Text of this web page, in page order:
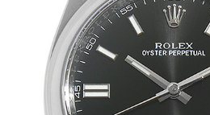
全てのブランドを見
る
ロレックス